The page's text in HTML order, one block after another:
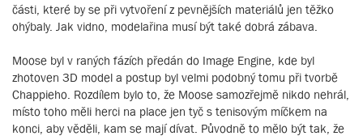
části, které by se při vytvoření z pevnějších materiálů jen těžko
ohýbaly. Jak vidno, modelařina musí být také dobrá zábava.
Moose byl v raných fázích předán do Image Engine, kde byl
zhotoven 3D model a postup byl velmi podobný tomu při tvorbě
Chappieho. Rozdílem bylo to, že Moose samozřejmě nikdo nehrál,
místo toho měli herci na place jen tyč s tenisovým míčkem na
konci, aby věděli, kam se mají dívat. Původně to mělo být tak, že